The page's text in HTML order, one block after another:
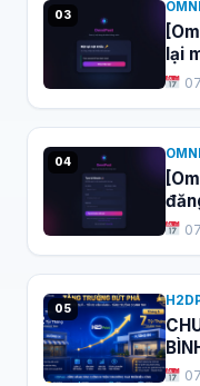
03
lại
04
05